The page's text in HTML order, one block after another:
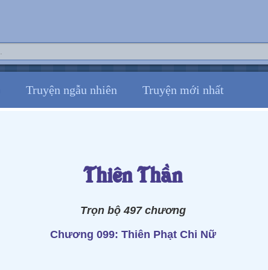
Truyện ngẫu nhiên Truyện mới nhất
Thiên Thần
Trọn bộ 497 chương
Chương 099: Thiên Phạt Chi Nữ